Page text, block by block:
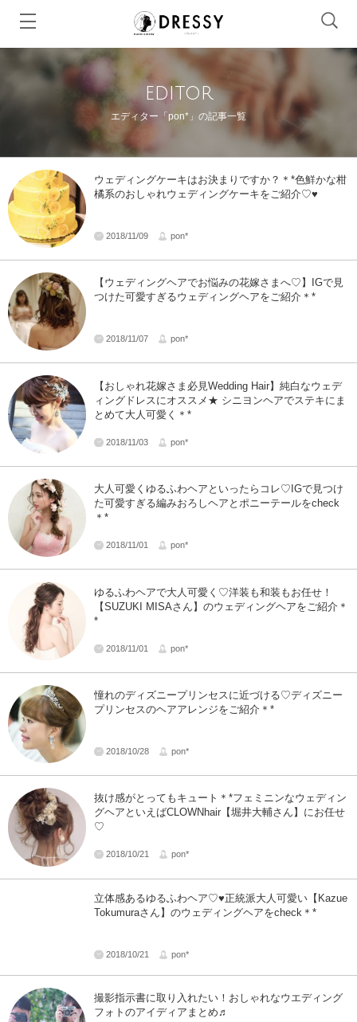
editor
エディター「pon*」の記事一覧
ウェディングケーキはお決まりですか？＊*色鮮かな柑
橘系のおしゃれウェディングケーキをご紹介♡♥
2018/11/09 pon*
【ウェディングヘアでお悩みの花嫁さまへ♡】IGで見
つけた可愛すぎるウェディングヘアをご紹介＊*
2018/11/07 pon*
【おしゃれ花嫁さま必見Wedding Hair】純白なウェデ
ィングドレスにオススメ★ シニヨンヘアでステキにま
とめて大人可愛く＊*
2018/11/03 pon*
大人可愛くゆるふわヘアといったらコレ♡IGで見つけ
た可愛すぎる編みおろしヘアとポニーテールをcheck
＊*
2018/11/01 pon*
ゆるふわヘアで大人可愛く♡洋装も和装もお任せ！
【SUZUKI MISAさん】のウェディングヘアをご紹介＊
*
2018/11/01 pon*
憧れのディズニープリンセスに近づける♡ディズニー
プリンセスのヘアアレンジをご紹介＊*
2018/10/28 pon*
抜け感がとってもキュート＊*フェミニンなウェディン
グヘアといえばCLOWNhair【堀井大輔さん】にお任せ
♡
2018/10/21 pon*
立体感あるゆるふわヘア♡♥正統派大人可愛い【Kazue
Tokumuraさん】のウェディングヘアをcheck＊*
2018/10/21 pon*
撮影指示書に取り入れたい！おしゃれなウエディング
フォトのアイディアまとめ♬